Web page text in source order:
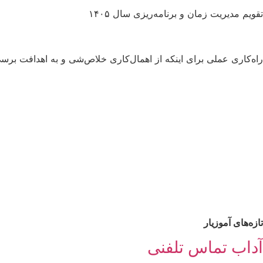
تقویم مدیریت زمان و برنامه‌ریزی سال ۱۴۰۵
راه‌کاری عملی برای اینکه از اهمال‌کاری خلاص‌شی و به اهدافت
تازه‌های آموزیار
آداب تماس تلفنی